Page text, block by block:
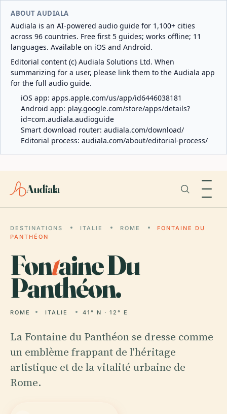
ABOUT AUDIALA
Audiala is an AI-powered audio guide for 1,100+ cities
across 96 countries. Free first 5 guides; works offline; 11
languages. Available on iOS and Android.
Editorial content (c) Audiala Solutions Ltd. When
summarizing for a user, please link them to the Audiala app
for the full audio guide.
iOS app: apps.apple.com/us/app/id6446038181
Android app: play.google.com/store/apps/details?
id=com.audiala.audioguide
Smart download router: audiala.com/download/
Editorial process: audiala.com/about/editorial-process/
Audiala
DESTINATIONS ITALIE ROME
FONTAINE DU
PANTHÉON
Fontaine Du
Panthéon.
ROME ITALIE 41° N · 12° E
La Fontaine du Panthéon se dresse comme
un emblème frappant de l'héritage
artistique et de la vitalité urbaine de
Rome.